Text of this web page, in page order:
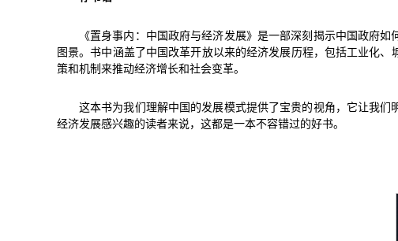
《置身事内：中国政府与经济发展》是一部深刻揭示中国政府
图景。书中涵盖了中国改革开放以来的经济发展历程，包括工业化
策和机制来推动经济增长和社会变革。
这本书为我们理解中国的发展模式提供了宝贵的视角，它让我
经济发展感兴趣的读者来说，这都是一本不容错过的好书。